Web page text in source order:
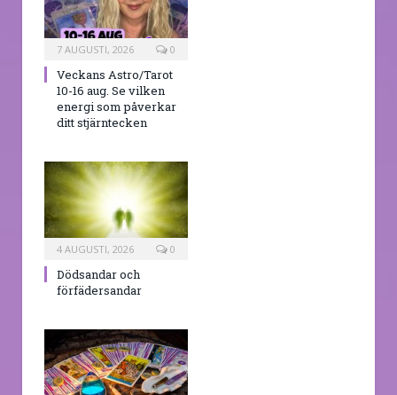
7 AUGUSTI, 2026 0
Veckans Astro/Tarot
10-16 aug. Se vilken
energi som påverkar
ditt stjärntecken
4 AUGUSTI, 2026 0
Dödsandar och
förfädersandar